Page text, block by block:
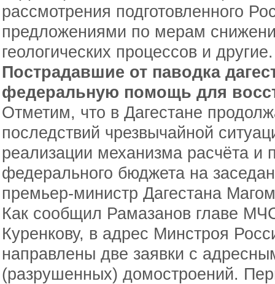
рассмотрения подготовленного
предложениями по мерам
геологических процессов и другие.
Пострадавшие от паводка
федеральную помощь для
Отметим, что в Дагестане
последствий чрезвычайной
реализации механизма расчёта и
федерального бюджета на
премьер-министр Дагестана
Как сообщил Рамазанов главе
Куренкову, в адрес Минстроя
направлены две заявки с
(разрушенных) домостроений.